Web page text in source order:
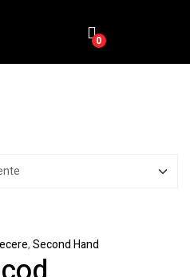
0
,Second Hand